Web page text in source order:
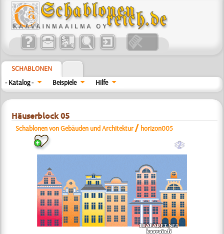
SCHABLONEN
- Katalog -
Beispiele Hilfe
Häuserblock 05
Schablonen von Gebäuden und Architektur / horizon005
b